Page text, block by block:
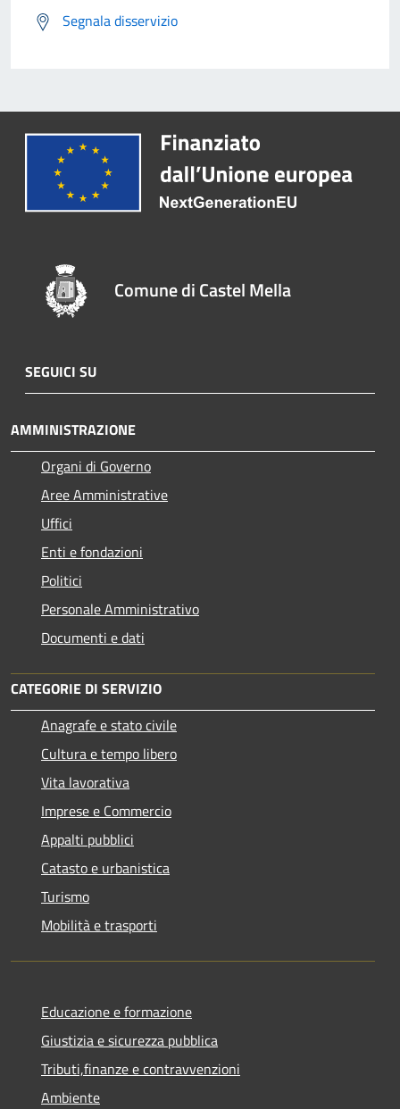
Segnala disservizio
Comune di Castel Mella
SEGUICI SU
AMMINISTRAZIONE
Organi di Governo
Aree Amministrative
Uffici
Enti e fondazioni
Politici
Personale Amministrativo
Documenti e dati
CATEGORIE DI SERVIZIO
Anagrafe e stato civile
Cultura e tempo libero
Vita lavorativa
Imprese e Commercio
Appalti pubblici
Catasto e urbanistica
Turismo
Mobilità e trasporti
Educazione e formazione
Giustizia e sicurezza pubblica
Tributi,finanze e contravvenzioni
Ambiente